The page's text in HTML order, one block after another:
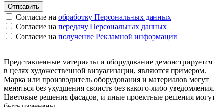
Согласие на обработку Персональных данных
Согласие на передачу Персональных данных
Согласие на получение Рекламной информации
Представленные материалы и оборудование демонстрируется
в целях художественной визуализации, являются примером.
Марка или производитель оборудования и материалов могут
меняться без ухудшения свойств без какого-либо уведомления.
Цветовые решения фасадов, и иные проектные решения могут